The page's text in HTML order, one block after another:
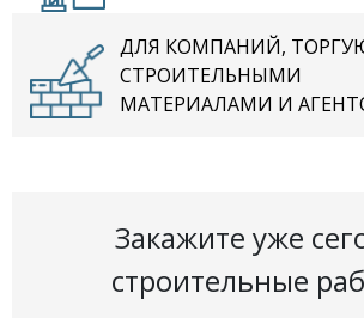
ДЛЯ КОМПАНИЙ,
СТРОИТЕЛЬНЫМИ
МАТЕРИАЛАМИ И
Закажите уже
строительные